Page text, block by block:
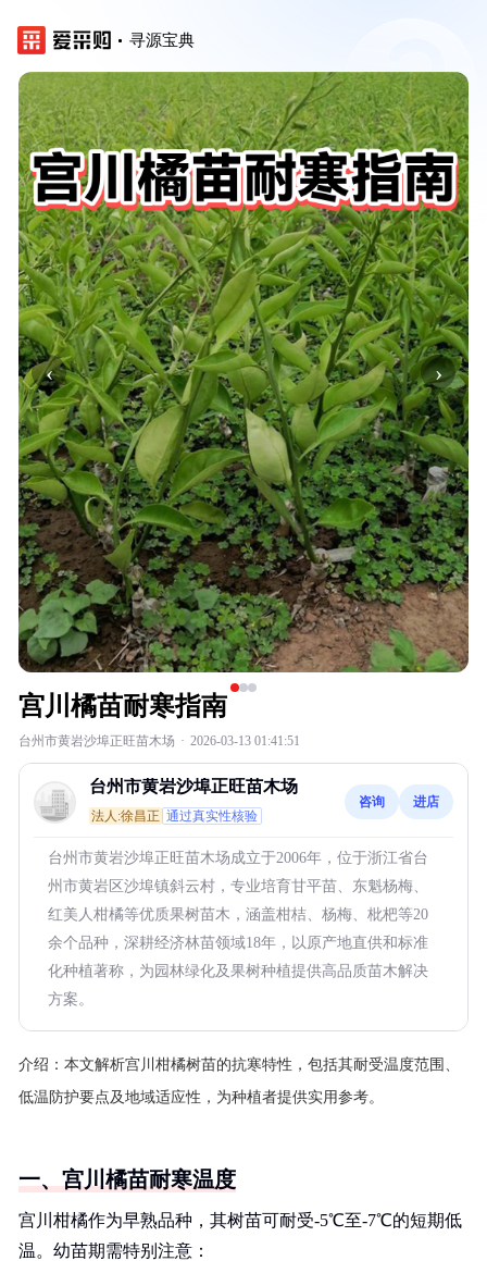
寻源宝典
‹ ›
宫川橘苗耐寒指南
台州市黄岩沙埠正旺苗木场 · 2026-03-13 01:41:51
台州市黄岩沙埠正旺苗木场
法人:徐昌正 通过真实性核验
咨询 进店
台州市黄岩沙埠正旺苗木场成立于2006年，位于浙江省台
州市黄岩区沙埠镇斜云村，专业培育甘平苗、东魁杨梅、
红美人柑橘等优质果树苗木，涵盖柑桔、杨梅、枇杷等20
余个品种，深耕经济林苗领域18年，以原产地直供和标准
化种植著称，为园林绿化及果树种植提供高品质苗木解决
方案。
介绍： 本文解析宫川柑橘树苗的抗寒特性，包括其耐受温度范围、
低温防护要点及地域适应性，为种植者提供实用参考。
一、宫川橘苗耐寒温度
宫川柑橘作为早熟品种，其树苗可耐受-5℃至-7℃的短期低
温。幼苗期需特别注意：